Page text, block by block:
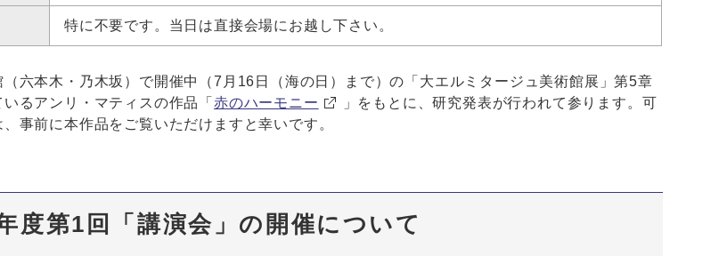
特に不要です。当日は直接会場にお越し下さい。
（六本木・乃木坂）で開催中（7月16日（海の日）まで）の「大エルミタージュ美術館展」第5章
いるアンリ・マティスの作品「赤のハーモニー
」をもとに、研究発表が行われて参ります。可
事前に本作品をご覧いただけますと幸いです。
度第1回「講演会」の開催について